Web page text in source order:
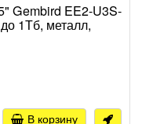
Gembird EE2-U3S-
1Тб, металл,
В корзину